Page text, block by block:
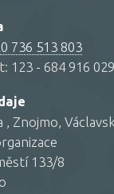
736 513 803
123 - 684 916
, Znojmo,
133/8